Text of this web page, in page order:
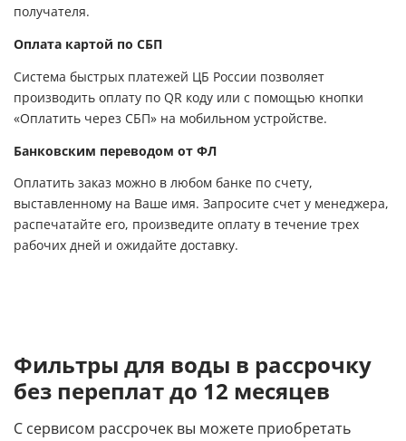
получателя.
Оплата картой по СБП
Система быстрых платежей ЦБ России позволяет
производить оплату по QR коду или с помощью кнопки
«Оплатить через СБП» на мобильном устройстве.
Банковским переводом от ФЛ
Оплатить заказ можно в любом банке по счету,
выставленному на Ваше имя. Запросите счет у менеджера,
распечатайте его, произведите оплату в течение трех
рабочих дней и ожидайте доставку.
Фильтры для воды в рассрочку
без переплат до 12 месяцев
С сервисом рассрочек вы можете приобретать